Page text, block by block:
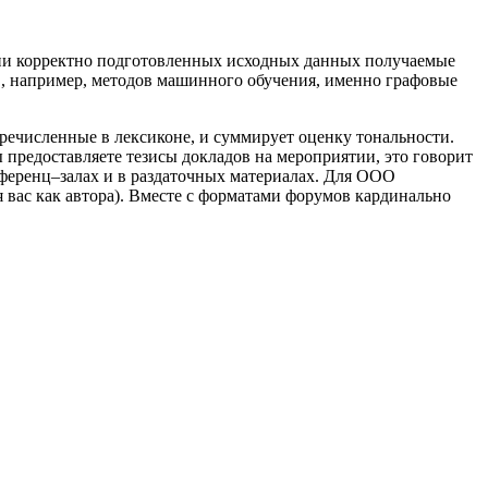
корректно подготовленных исходных данных получаемые
например, методов машинного обучения, именно графовые
в лексиконе, и суммирует оценку тональности.
тезисы докладов на мероприятии, это говорит
и в раздаточных материалах. Для ООО
как автора). Вместе с форматами форумов кардинально